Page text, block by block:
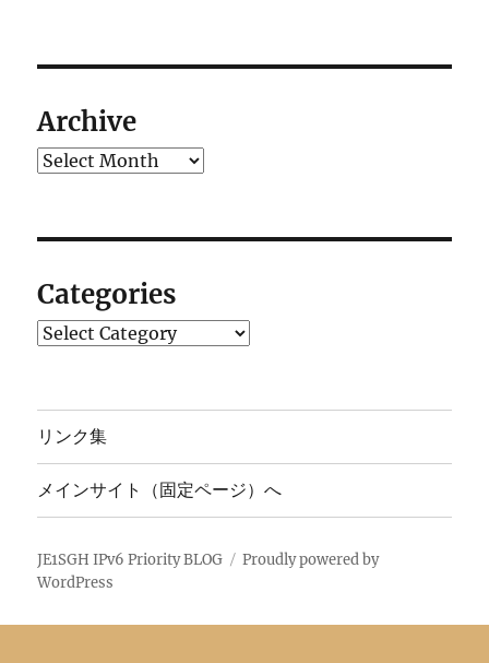
Archive
Archives
Categories
Categories
リンク集
メインサイト（固定ページ）へ
JE1SGH IPv6 Priority BLOG
Proudly powered by
WordPress